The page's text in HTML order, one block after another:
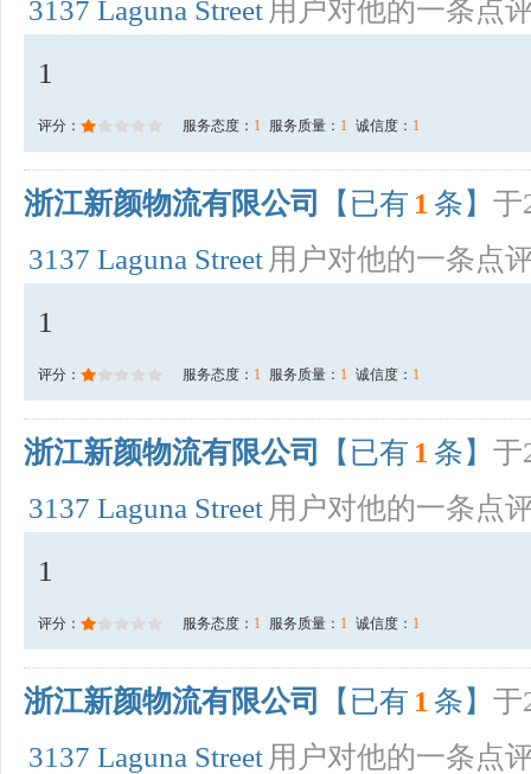
3137 Laguna Street 用户对他的一条点
1
评分： 服务态度： 1 服务质量： 1 诚信度： 1
浙江新颜物流有限公司 【已有 1 条】 于
3137 Laguna Street 用户对他的一条点
1
评分： 服务态度： 1 服务质量： 1 诚信度： 1
浙江新颜物流有限公司 【已有 1 条】 于
3137 Laguna Street 用户对他的一条点
1
评分： 服务态度： 1 服务质量： 1 诚信度： 1
浙江新颜物流有限公司 【已有 1 条】 于
3137 Laguna Street 用户对他的一条点